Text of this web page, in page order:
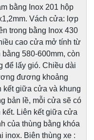
bằng Inox 201 hộp
Vách cửa: lợp
trong bằng Inox 430
cao cửa mở tính từ
580-600mm, còn
để lấy gió. Chiều dài
đương khoảng
kết giữa cửa và khung
bản lề, mỗi cửa sẽ có
kết. Liên kết giữa cửa
của thùng bằng khóa
inox. Biên thùng xe :